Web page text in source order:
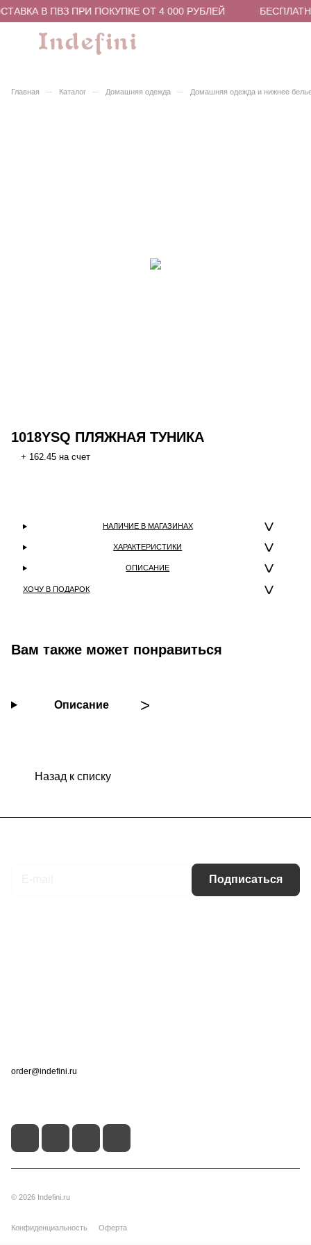
В ПВЗ ПРИ ПОКУПКЕ ОТ 4 000 РУБЛЕЙ
Главная – Каталог – Домашняя одежда – Домашняя одежда и нижнее
1018YSQ ПЛЯЖНАЯ ТУНИКА
+ 162.45 на счет
НАЛИЧИЕ В МАГАЗИНАХ
ХАРАКТЕРИСТИКИ
ОПИСАНИЕ
ХОЧУ В ПОДАРОК
Вам также может понравиться
Описание
Назад к списку
Подписаться
order@indefini.ru
© 2026 Indefini.ru
Конфиденциальность Оферта